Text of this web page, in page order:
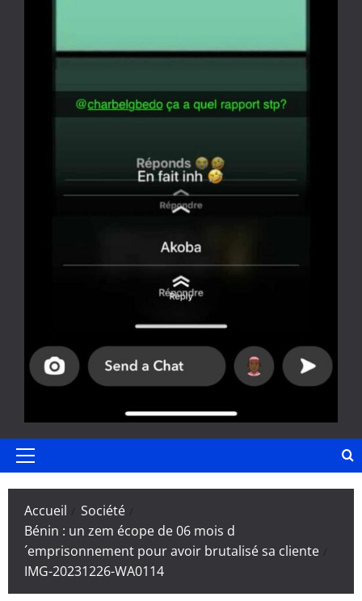
Menu
Accueil
Société
Bénin : un zem écope de 06 mois d
´emprisonnement pour avoir brutalisé sa cliente
IMG-20231226-WA0114